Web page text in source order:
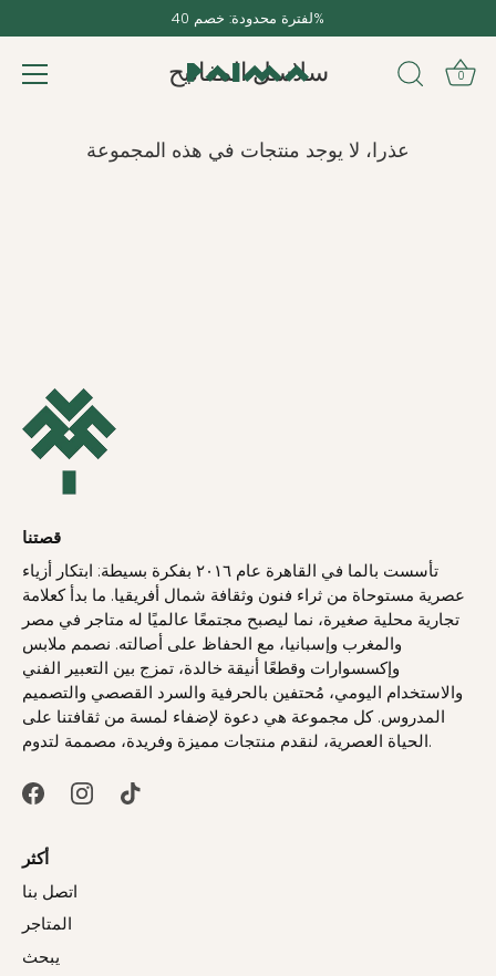
الى
المحتوى
لفترة محدودة: خصم 40%
0 سلاسل المفاتيح
عذرا، لا يوجد منتجات في هذه المجموعة
قصتنا
تأسست بالما في القاهرة عام ٢٠١٦ بفكرة بسيطة: ابتكار أزياء
عصرية مستوحاة من ثراء فنون وثقافة شمال أفريقيا. ما بدأ كعلامة
تجارية محلية صغيرة، نما ليصبح مجتمعًا عالميًا له متاجر في مصر
والمغرب وإسبانيا، مع الحفاظ على أصالته. نصمم ملابس
وإكسسوارات وقطعًا أنيقة خالدة، تمزج بين التعبير الفني
والاستخدام اليومي، مُحتفين بالحرفية والسرد القصصي والتصميم
المدروس. كل مجموعة هي دعوة لإضفاء لمسة من ثقافتنا على
الحياة العصرية، لنقدم منتجات مميزة وفريدة، مصممة لتدوم.
أكثر
اتصل بنا
المتاجر
يبحث